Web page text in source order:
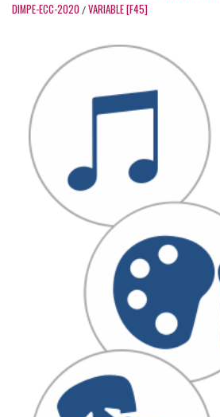
DIMPE-ECC-2020 / VARIABLE [F45]